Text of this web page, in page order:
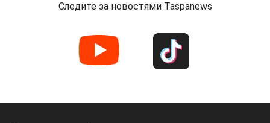
Следите за новостями Taspanews